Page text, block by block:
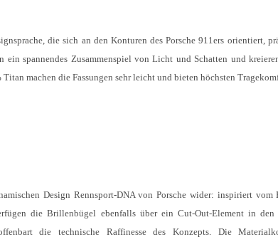
die sich an den Konturen des Porsche 911ers orientiert,
ein spannendes Zusammenspiel von Licht und Schatten und
machen die Fassungen sehr leicht und bieten höchsten
Design Rennsport-DNA von Porsche wider: inspiriert vom
die Brillenbügel ebenfalls über ein Cut-Out-Element in den
die technische Raffinesse des Konzepts. Die